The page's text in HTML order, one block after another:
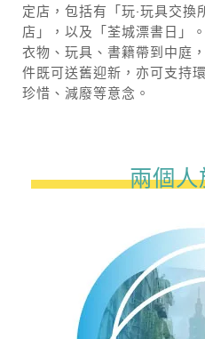
定店，包括有「玩‧玩具交換
店」，以及「荃城漂書日」
衣物、玩具、書籍帶到中庭
件既可送舊迎新，亦可支持
珍惜、減廢等意念。
兩個